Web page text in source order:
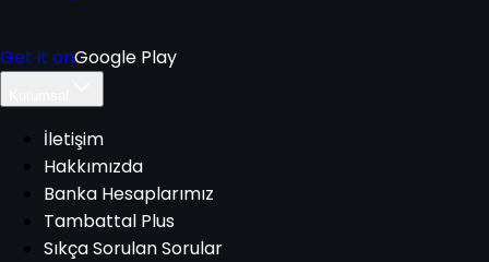
Get it onGoogle Play
İletişim
Hakkımızda
Banka Hesaplarımız
Tambattal Plus
Sıkça Sorulan Sorular